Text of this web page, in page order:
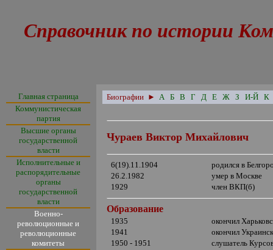
Справочник по истории
Главная страница
Коммунистическая
партия
Высшие органы
государственной
власти
Исполнительные и
распорядительные
органы
государственной
власти
Военно-
революционные и
революционные
комитеты
Биографии ► А Б В Г Д Е Ж З И-Й К
Чураев Виктор Михайлович
6(19).11.1904
родился в
26.2.1982
умер в Москве
1929
член ВКП(б)
Образование
1935
окончил
1941
окончил
1950 - 1951
слушатель